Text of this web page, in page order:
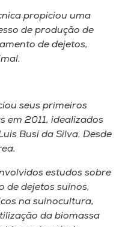
propiciou uma
de produção de
de dejetos,
seus primeiros
em 2011, idealizados
Busi da Silva. Desde
estudos sobre
de dejetos suínos,
na suinocultura,
da biomassa